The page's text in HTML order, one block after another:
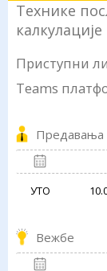
Технике
калкулације
Приступни
Teams
Предавања
УТО
Вежбе